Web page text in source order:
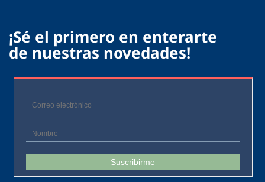
¡Sé el primero en enterarte
de nuestras novedades!